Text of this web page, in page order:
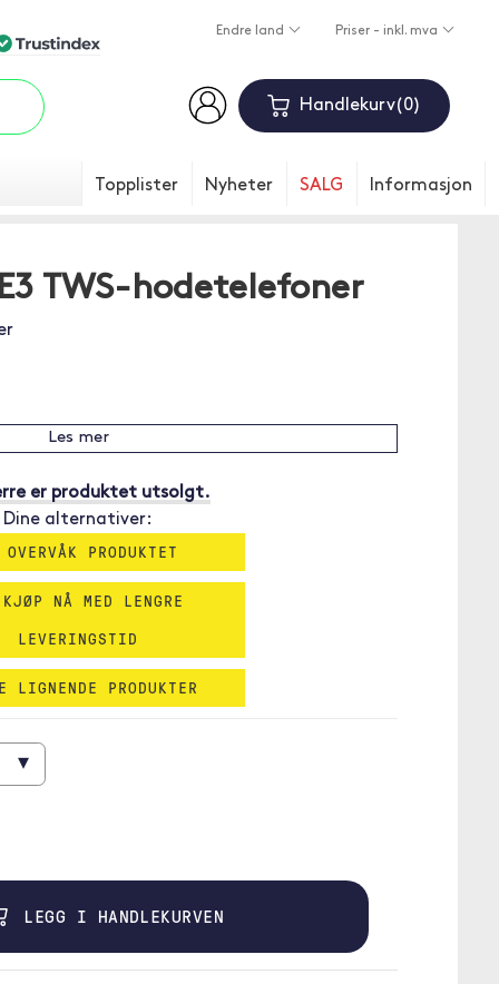
Endre land Priser - inkl. mva
Handlekurv 0
Topplister Nyheter SALG Informasjon
TWS-hodetelefoner
Les mer
er produktet utsolgt.
Dine alternativer:
PRODUKTET
NÅ MED LENGRE
LEVERINGSTID
PRODUKTER
▾
LEGG I HANDLEKURVEN